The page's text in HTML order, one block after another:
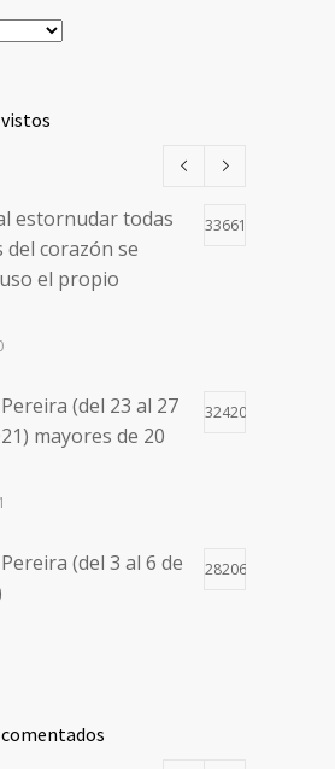
estornudar todas
del corazón se
el propio
33661
(del 23 al 27
mayores de 20
32420
(del 3 al 6 de
28206
mayores de 20